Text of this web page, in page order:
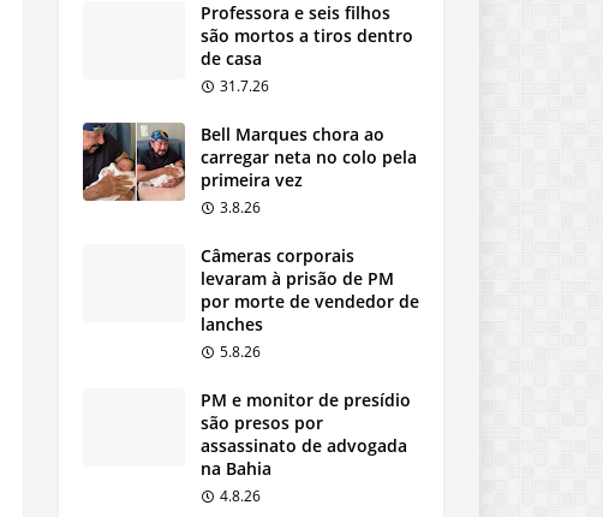
Professora e seis filhos
são mortos a tiros dentro
de casa
31.7.26
Bell Marques chora ao
carregar neta no colo pela
primeira vez
3.8.26
Câmeras corporais
levaram à prisão de PM
por morte de vendedor de
lanches
5.8.26
PM e monitor de presídio
são presos por
assassinato de advogada
na Bahia
4.8.26